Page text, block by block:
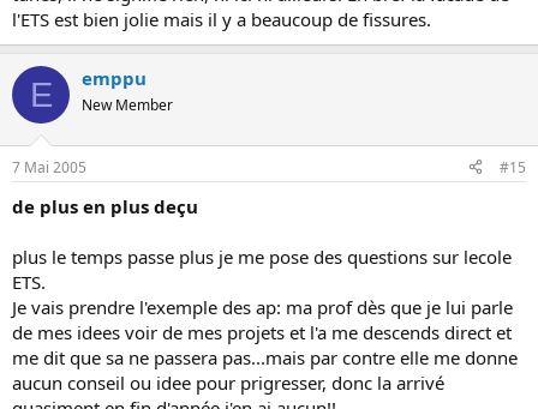
l'ETS est bien jolie mais il y a beaucoup de fissures.
E emppu
New Member
7 Mai 2005 #15
de plus en plus deçu
plus le temps passe plus je me pose des questions sur lecole
ETS.
Je vais prendre l'exemple des ap: ma prof dès que je lui parle
de mes idees voir de mes projets et l'a me descends direct et
me dit que sa ne passera pas...mais par contre elle me donne
aucun conseil ou idee pour prigresser, donc la arrivé